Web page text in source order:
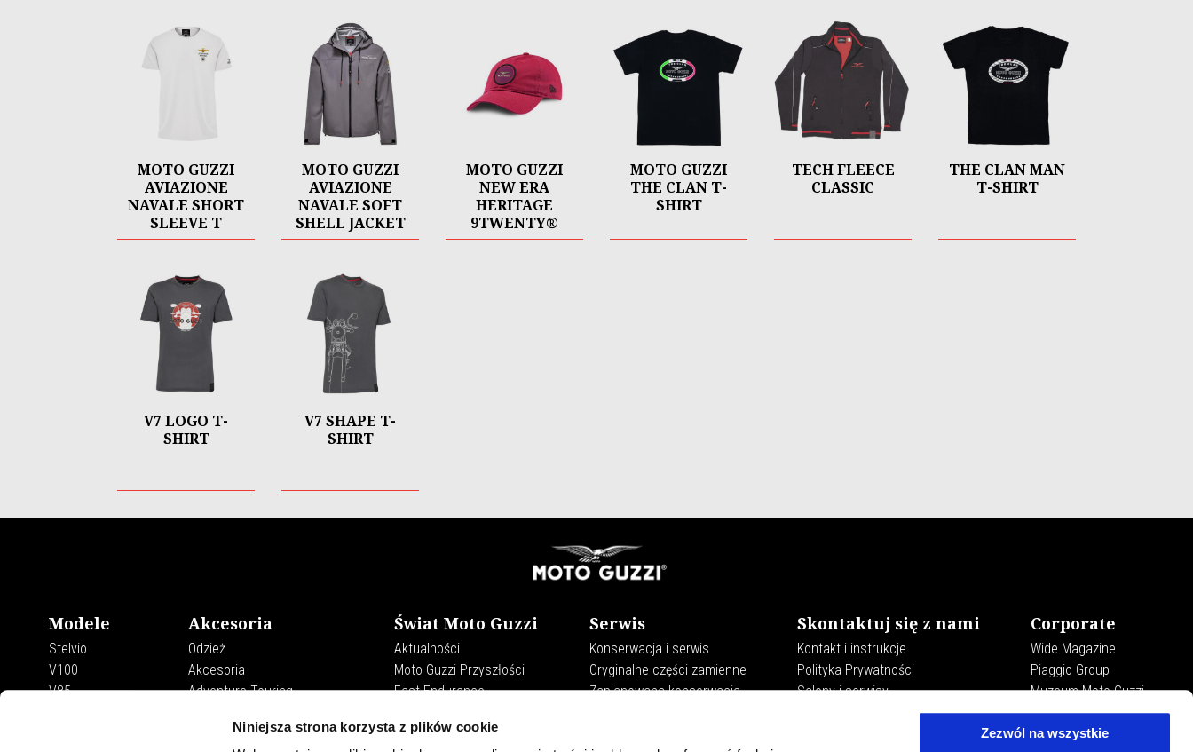
Niniejsza strona korzysta z plików cookie
Zezwól na wszystkie
MOTO GUZZI
AVIAZIONE
NAVALE SHORT
SLEEVE T
SHIRT
MOTO GUZZI
AVIAZIONE
NAVALE SOFT
SHELL JACKET
MOTO GUZZI
NEW ERA
HERITAGE
9TWENTY®
MOTO GUZZI
THE CLAN T-
SHIRT
TECH FLEECE
CLASSIC
THE CLAN MAN
T-SHIRT
V7 LOGO T-
SHIRT
V7 SHAPE T-
SHIRT
Modele
Stelvio
V100
V85
Akcesoria
Odzież
Akcesoria
Adventure Touring
Aviazione Navale Collection
Świat Moto Guzzi
Aktualności
Moto Guzzi Przyszłości
Fast Endurance
Experience
Serwis
Konserwacja i serwis
Oryginalne części zamienne
Zaplanowana konserwacja
Skontaktuj się z nami
Kontakt i instrukcje
Polityka Prywatności
Salony i serwisy
Corporate
Wide Magazine
Piaggio Group
Muzeum Moto Guzzi
Accessibility